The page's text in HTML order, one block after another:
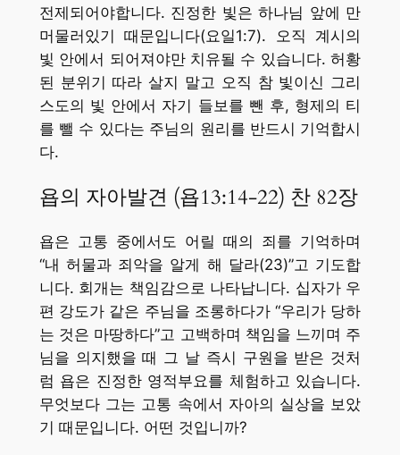
전제되어야합니다. 진정한 빛은 하나님 앞에 만
머물러있기 때문입니다(요일1:7). 오직 계시의
빛 안에서 되어져야만 치유될 수 있습니다. 허황
된 분위기 따라 살지 말고 오직 참 빛이신 그리
스도의 빛 안에서 자기 들보를 뺀 후, 형제의 티
를 뺄 수 있다는 주님의 원리를 반드시 기억합시
다.
욥의 자아발견 (욥13:14-22) 찬 82장
욥은 고통 중에서도 어릴 때의 죄를 기억하며
“내 허물과 죄악을 알게 해 달라(23)”고 기도합
니다. 회개는 책임감으로 나타납니다. 십자가 우
편 강도가 같은 주님을 조롱하다가 “우리가 당하
는 것은 마땅하다”고 고백하며 책임을 느끼며 주
님을 의지했을 때 그 날 즉시 구원을 받은 것처
럼 욥은 진정한 영적부요를 체험하고 있습니다.
무엇보다 그는 고통 속에서 자아의 실상을 보았
기 때문입니다. 어떤 것입니까?